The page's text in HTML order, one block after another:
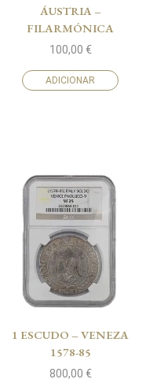
ÁUSTRIA –
FILARMÓNICA
100,00 €
ADICIONAR
1 ESCUDO – VENEZA
1578-85
800,00 €